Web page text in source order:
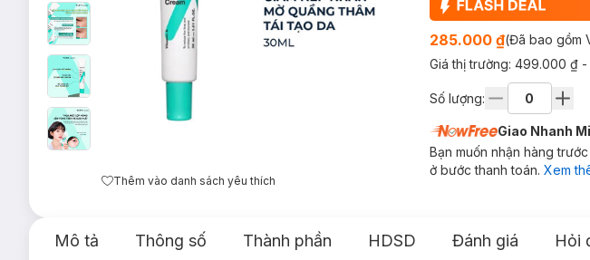
Thêm vào danh sách yêu thích
285.000 ₫(Đã bao gồm
Giá thị trường: 499.000 ₫ -
Số lượng:
Giao Nhanh
Bạn muốn nhận hàng trước
ở bước thanh toán. Xem
Mô tả Thông số Thành phần HDSD Đánh giá Hỏi